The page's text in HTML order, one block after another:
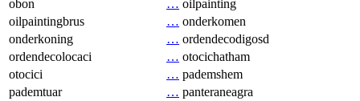
obon
… oilpainting
oilpaintingbrus
… onderkomen
onderkoning
… ordendecodigosd
ordendecolocaci
… otocichatham
otocici
… pademshem
pademtuar
… panteraneagra